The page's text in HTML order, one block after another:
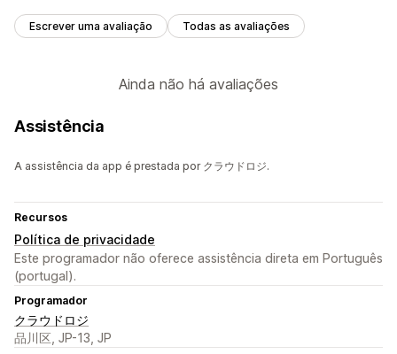
Escrever uma avaliação Todas as avaliações
Ainda não há avaliações
Assistência
A assistência da app é prestada por クラウドロジ.
Recursos
Política de privacidade
Este programador não oferece assistência direta em Português
(portugal).
Programador
クラウドロジ
品川区, JP-13, JP